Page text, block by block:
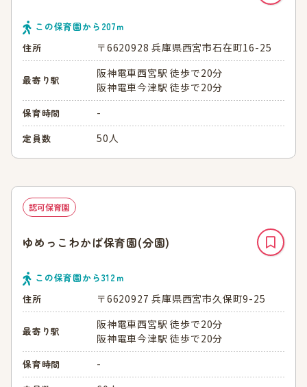
この保育園から 207ｍ
住所
〒6620928 兵庫県西宮市石在町16-25
最寄り駅
阪神電車西宮駅 徒歩で20分
阪神電車今津駅 徒歩で20分
保育時間 -
定員数 50人
認可保育園
ゆめっこわかば保育園(分園)
この保育園から312ｍ
住所
〒6620927 兵庫県西宮市久保町9-25
最寄り駅
阪神電車西宮駅 徒歩で20分
阪神電車今津駅 徒歩で20分
保育時間 -